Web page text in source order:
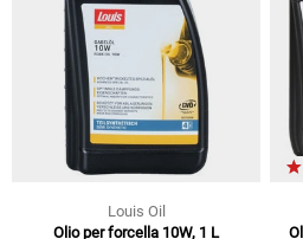
Louis Oil
Olio per forcella 10W, 1 L